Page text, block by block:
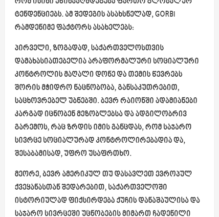
ტენდენციებს. ამ შედეგის ასახსნელად, GORBI
რამდენიმე ფაქტორს ასახელებს:
პირველი, ზოგადად, საქართველოსთვის
დამახასიათებელია არაფორმალური სოციალური
კონტროლის მაღალი დონე და თემის წევრებს
შორის მჭიდრო ნაცნობობა, განსაკუთრებით,
საცხოვრებელ უბნებში. ბევრ რაიონში ადამიანები
კარგად იცნობენ მეზობლებსა და ადგილობრივ
გარემოს, რაც ზრდის იმის განცდას, რომ საჯარო
სივრცე სოციალურად კონტროლირებადია და,
შესაბამისად, უფრო უსაფრთხო.
მეორე, ბევრ ამერიკულ თუ დასავლეთ ევროპულ
ქვეყანასთან შედარებით, საქართველოში
ისტორიულად ფიქსირდება ქუჩის დანაშაულისა და
საჯარო სივრცეში უცნობების მიმართ ჩადენილი